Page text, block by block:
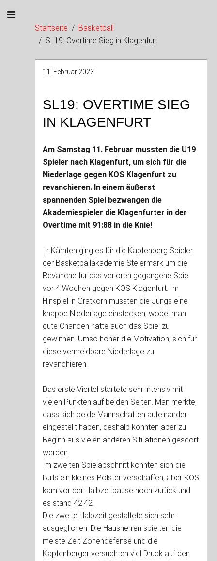
Startseite
Basketball
SL19: Overtime Sieg in Klagenfurt
11. Februar 2023
SL19: OVERTIME SIEG
IN KLAGENFURT
Am Samstag 11. Februar mussten die U19
Spieler nach Klagenfurt, um sich für die
Niederlage gegen KOS Klagenfurt zu
revanchieren. In einem äußerst
spannenden Spiel bezwangen die
Akademiespieler die Klagenfurter in der
Overtime mit 91:88 in die Knie!
In Kärnten ging es für die Kapfenberg Spieler
der Basketballakademie Steiermark um die
Revanche für das verloren gegangene Spiel
vor 4 Wochen gegen KOS Klagenfurt. Im
Hinspiel in Gratkorn mussten die Jungs eine
knappe Niederlage einstecken, wobei man
gute Chancen hatte auch das Spiel zu
gewinnen. Umso höher die Motivation, sich für
diese vermeidbare Niederlage zu
revanchieren.
Das erste Viertel startete sehr intensiv mit
vielen Punkten auf beiden Seiten. Man merkte,
dass sich beide Mannschaften aufeinander
eingestellt haben, deshalb konnten aber zu
Beginn aus vielen anderen Situationen gescort
werden.
Im zweiten Spielabschnitt konnten sich die
Bulls ein kleines Polster verschaffen, aber KOS
kam vor der Halbzeitpause noch zurück und
es stand 42:42.
Die zweite Halbzeit gestaltete sich sehr
ausgeglichen. Die Hausherren spielten die
meiste Zeit Zonendefense und die
Kapfenberger versuchten viel Druck auf den